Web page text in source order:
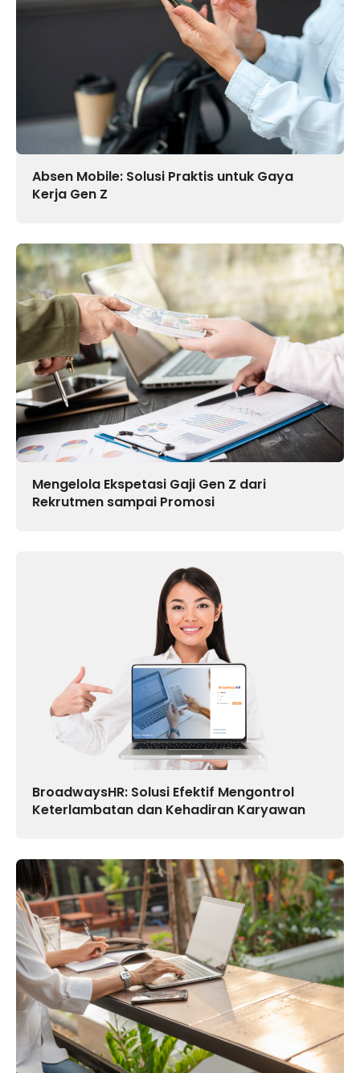
Absen Mobile: Solusi Praktis untuk Gaya
Kerja Gen Z
Mengelola Ekspetasi Gaji Gen Z dari
Rekrutmen sampai Promosi
BroadwaysHR: Solusi Efektif Mengontrol
Keterlambatan dan Kehadiran Karyawan